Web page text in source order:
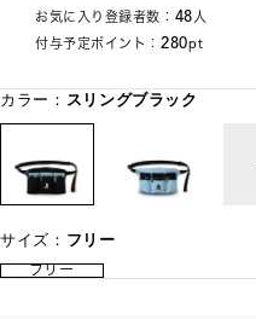
お気に入り登録者数： 48人
付与予定ポイント： 280pt
カラー： スリングブラック
サイズ： フリー
フリー